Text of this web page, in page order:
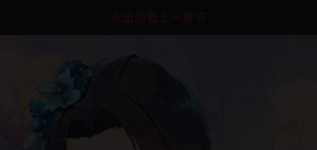
点击加载上一章节